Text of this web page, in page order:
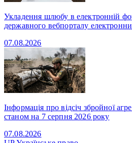
Укладення шлюбу в електронній
державного вебпорталу
07.08.2026
Інформація про відсіч збройної
станом на 7 серпня 2026 року
07.08.2026